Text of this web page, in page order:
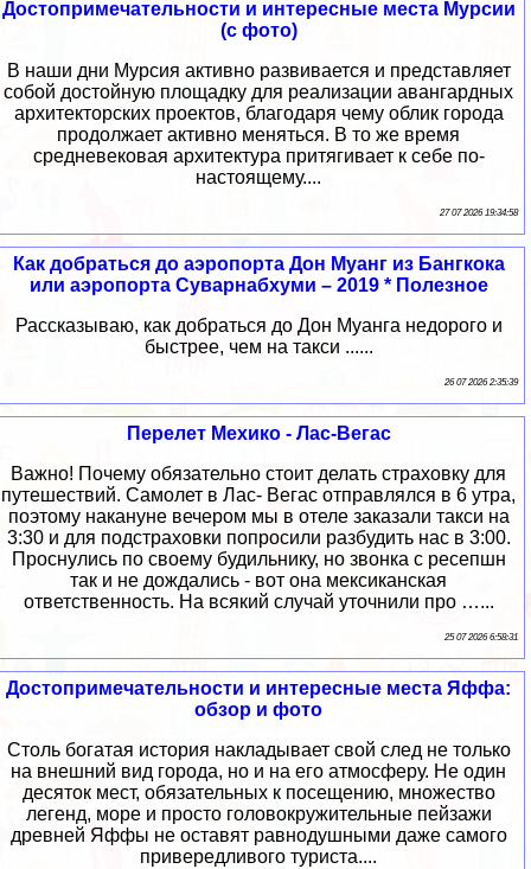
Достопримечательности и интересные места Мурсии
(с фото)
В наши дни Мурсия активно развивается и представляет
собой достойную площадку для реализации авангардных
архитекторских проектов, благодаря чему облик города
продолжает активно меняться. В то же время
средневековая архитектура притягивает к себе по-
настоящему....
27 07 2026 19:34:58
Как добраться до аэропорта Дон Муанг из Бангкока
или аэропорта Суварнабхуми – 2019 * Полезное
Рассказываю, как добраться до Дон Муанга недорого и
быстрее, чем на такси ......
26 07 2026 2:35:39
Перелет Мехико - Лас-Вегас
Важно! Почему обязательно стоит делать страховку для
путешествий. Самолет в Лас- Вегас отправлялся в 6 утра,
поэтому накануне вечером мы в отеле заказали такси на
3:30 и для подстраховки попросили разбудить нас в 3:00.
Проснулись по своему будильнику, но звонка с ресепшн
так и не дождались - вот она мексиканская
ответственность. На всякий случай уточнили про …...
25 07 2026 6:58:31
Достопримечательности и интересные места Яффа:
обзор и фото
Столь богатая история накладывает свой след не только
на внешний вид города, но и на его атмосферу. Не один
десяток мест, обязательных к посещению, множество
легенд, море и просто головокружительные пейзажи
древней Яффы не оставят равнодушными даже самого
привередливого туриста....